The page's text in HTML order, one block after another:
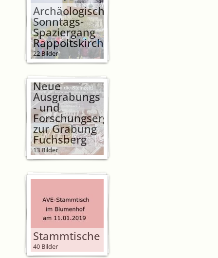
Archäologischer
Sonntags-
Spaziergang
Rappoltskirchen
22 Bilder
Zurück in die
Steinzeit-
Neue
Ausgrabungs
- und
Forschungsergebnisse
zur Grabung
Fuchsberg
13 Bilder
Stammtische
40 Bilder